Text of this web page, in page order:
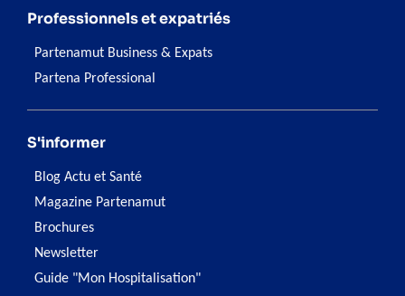
Professionnels et expatriés
Partenamut Business & Expats
Partena Professional
S'informer
Blog Actu et Santé
Magazine Partenamut
Brochures
Newsletter
Guide "Mon Hospitalisation"